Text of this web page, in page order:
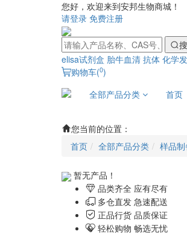
您好，欢迎来到安邦生物商城！
请登录 免费注册
elisa试剂盒 胎牛血清 抗体 化学
购物车(0)
全部产品分类
首页
您当前的位置：
首页
全部产品分类 样品
暂无产品！
品类齐全 应有尽有
多仓直发 急速配送
正品行货 品质保证
轻松购物 畅选无忧